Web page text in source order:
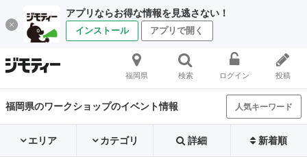
アプリならお得な情報を見逃さない！
インストール アプリで開く
福岡県 検索 ログイン 投稿
福岡県のワークショップのイベント情報 人気キーワード
エリア カテゴリ 詳細 新着順